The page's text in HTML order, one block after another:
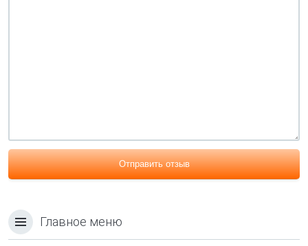
Отправить отзыв
Главное меню